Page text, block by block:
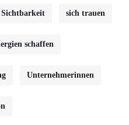
Sichtbarkeit sich trauen
schaffen
Unternehmerinnen